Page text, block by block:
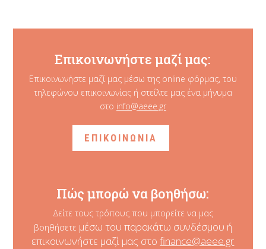
Επικοινωνήστε μαζί μας:
Επικοινωνήστε μαζί μας μέσω της online φόρμας, του
τηλεφώνου επικοινωνίας ή στείλτε μας ένα μήνυμα
στο info@aeee.gr
ΕΠΙΚΟΙΝΩΝΙΑ
Πώς μπορώ να βοηθήσω:
Δείτε τους τρόπους που μπορείτε να μας
βοηθήσετε μέσω του παρακάτω συνδέσμου ή
επικοινωνήστε μαζί μας στοfinance@aeee.gr